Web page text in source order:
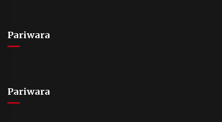
Pariwara
Pariwara